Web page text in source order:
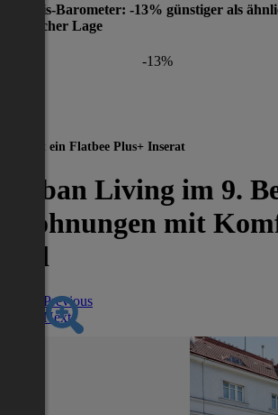
Preis-Barometer: -13% günstiger als
gleicher Lage
-13%
Dies ist ein Flatbee Plus+ Inserat
Urban Living im 9.
Wohnungen mit
Stil
Previous
Next